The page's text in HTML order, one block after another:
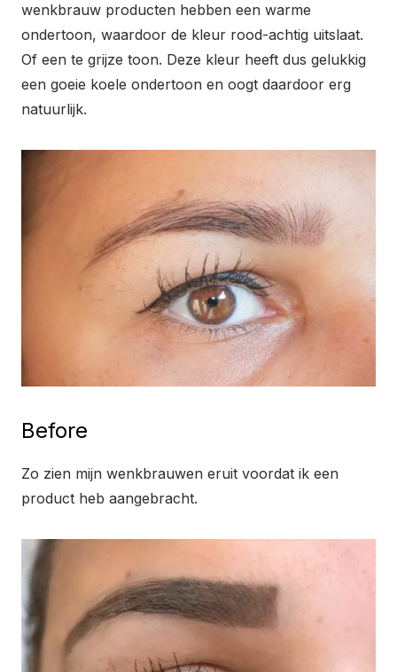
wenkbrauw producten hebben een warme
ondertoon, waardoor de kleur rood-achtig uitslaat.
Of een te grijze toon. Deze kleur heeft dus gelukkig
een goeie koele ondertoon en oogt daardoor erg
natuurlijk.
Before
Zo zien mijn wenkbrauwen eruit voordat ik een
product heb aangebracht.